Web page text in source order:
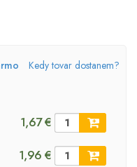
Kedy tovar dostanem?
1,67 €
1,96 €